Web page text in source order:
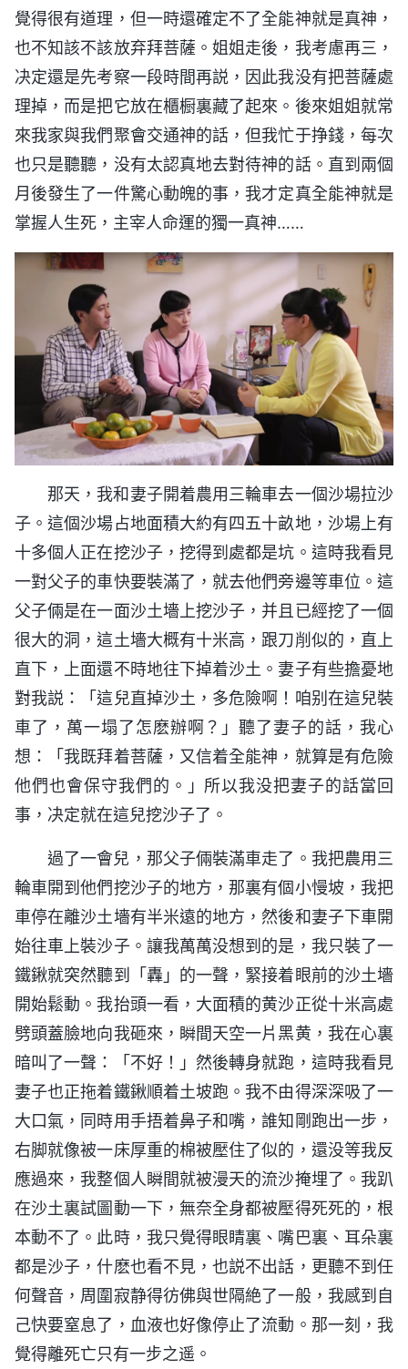
覺得很有道理，但一時還確定不了全能神就是真神，
也不知該不該放弃拜菩薩。姐姐走後，我考慮再三，
决定還是先考察一段時間再説，因此我没有把菩薩處
理掉，而是把它放在櫃橱裏藏了起來。後來姐姐就常
來我家與我們聚會交通神的話，但我忙于挣錢，每次
也只是聽聽，没有太認真地去對待神的話。直到兩個
月後發生了一件驚心動魄的事，我才定真全能神就是
掌握人生死，主宰人命運的獨一真神……
那天，我和妻子開着農用三輪車去一個沙場拉沙
子。這個沙場占地面積大約有四五十畝地，沙場上有
十多個人正在挖沙子，挖得到處都是坑。這時我看見
一對父子的車快要裝滿了，就去他們旁邊等車位。這
父子倆是在一面沙土墻上挖沙子，并且已經挖了一個
很大的洞，這土墻大概有十米高，跟刀削似的，直上
直下，上面還不時地往下掉着沙土。妻子有些擔憂地
對我説：「這兒直掉沙土，多危險啊！咱别在這兒裝
車了，萬一塌了怎麽辦啊？」聽了妻子的話，我心
想：「我既拜着菩薩，又信着全能神，就算是有危險
他們也會保守我們的。」所以我没把妻子的話當回
事，决定就在這兒挖沙子了。
過了一會兒，那父子倆裝滿車走了。我把農用三
輪車開到他們挖沙子的地方，那裏有個小慢坡，我把
車停在離沙土墻有半米遠的地方，然後和妻子下車開
始往車上裝沙子。讓我萬萬没想到的是，我只裝了一
鐵鍬就突然聽到「轟」的一聲，緊接着眼前的沙土墻
開始鬆動。我抬頭一看，大面積的黄沙正從十米高處
劈頭蓋臉地向我砸來，瞬間天空一片黑黄，我在心裏
暗叫了一聲：「不好！」然後轉身就跑，這時我看見
妻子也正拖着鐵鍬順着土坡跑。我不由得深深吸了一
大口氣，同時用手捂着鼻子和嘴，誰知剛跑出一步，
右脚就像被一床厚重的棉被壓住了似的，還没等我反
應過來，我整個人瞬間就被漫天的流沙掩埋了。我趴
在沙土裏試圖動一下，無奈全身都被壓得死死的，根
本動不了。此時，我只覺得眼睛裏、嘴巴裏、耳朵裏
都是沙子，什麽也看不見，也説不出話，更聽不到任
何聲音，周圍寂静得彷佛與世隔絶了一般，我感到自
己快要窒息了，血液也好像停止了流動。那一刻，我
覺得離死亡只有一步之遥。